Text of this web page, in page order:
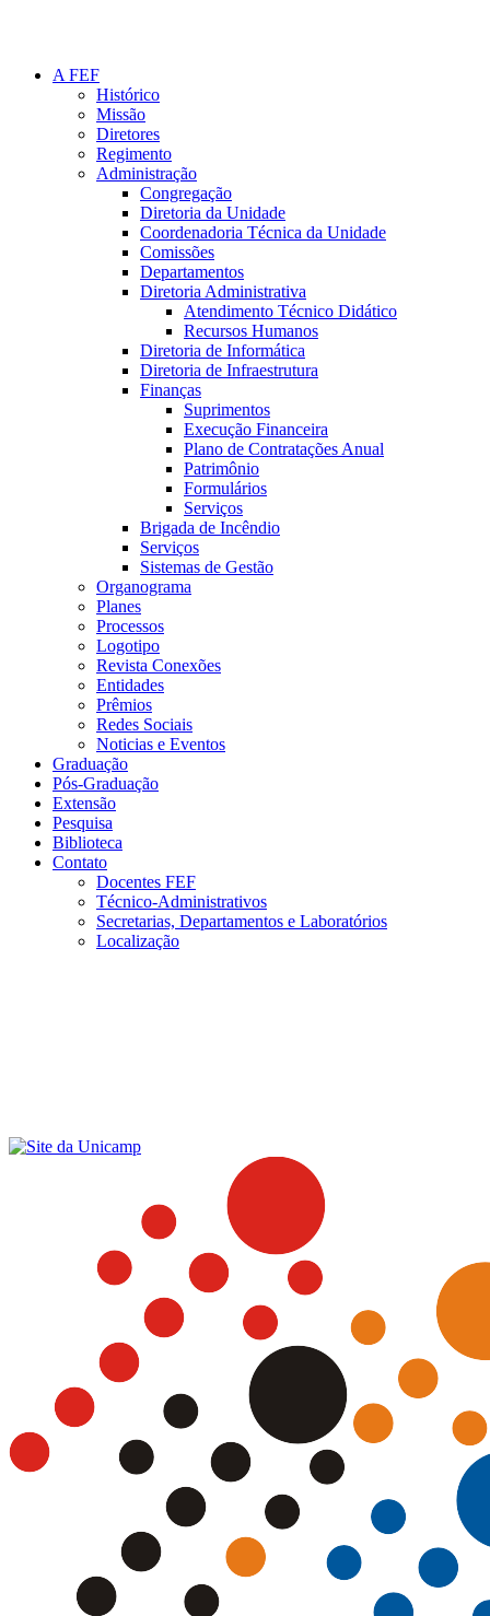
A FEF
Histórico
Missão
Diretores
Regimento
Administração
Congregação
Diretoria da Unidade
Coordenadoria Técnica da Unidade
Comissões
Departamentos
Diretoria Administrativa
Atendimento Técnico Didático
Recursos Humanos
Diretoria de Informática
Diretoria de Infraestrutura
Finanças
Suprimentos
Execução Financeira
Plano de Contratações Anual
Patrimônio
Formulários
Serviços
Brigada de Incêndio
Serviços
Sistemas de Gestão
Organograma
Planes
Processos
Logotipo
Revista Conexões
Entidades
Prêmios
Redes Sociais
Noticias e Eventos
Graduação
Pós-Graduação
Extensão
Pesquisa
Biblioteca
Contato
Docentes FEF
Técnico-Administrativos
Secretarias, Departamentos e Laboratórios
Localização